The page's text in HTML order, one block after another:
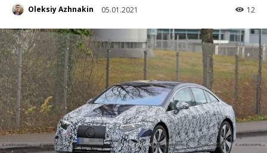
Oleksiy Azhnakin 05.01.2021 12